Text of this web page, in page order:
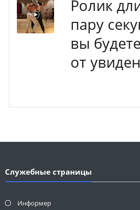
Ролик
пару
вы
от
Служебные страницы
Информер